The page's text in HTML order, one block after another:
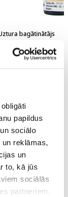
papildus
sociālo
reklāmas,
un
to, kā jūs
sociālās
partneriem,
bagātinātājs
KRŪŠU eliksīrs, 25